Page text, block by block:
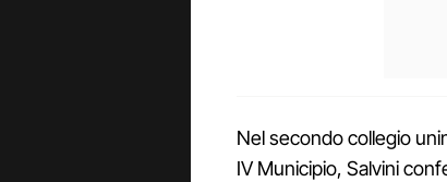
Nel secondo collegio
IV Municipio, Salvini